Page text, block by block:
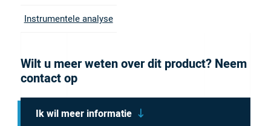
Instrumentele analyse
Wilt u meer weten over dit product? Neem
contact op
Ik wil meer informatie